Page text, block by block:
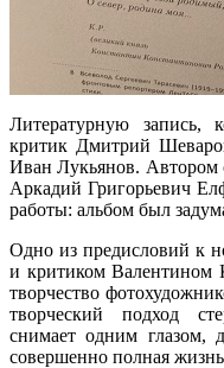
Литературную запись,
критик Дмитрий
Иван Лукьянов. Автором
Аркадий Григорьевич
работы: альбом был
Одно из предисловий к
и критиком Валентином
творчество
творческий подход
снимает одним глазом,
совершенно полная